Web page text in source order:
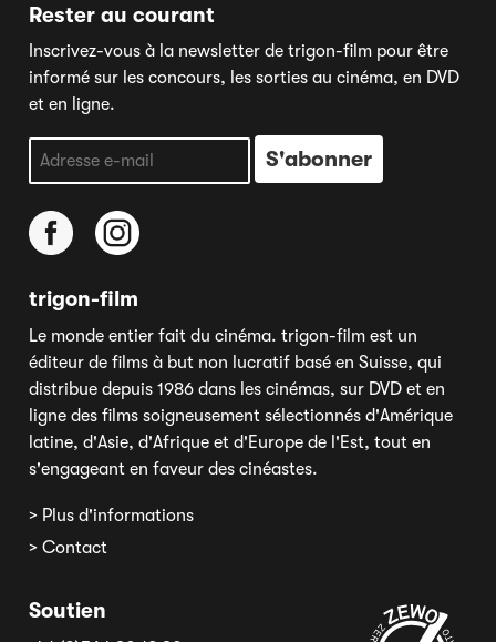
Rester au courant
Inscrivez-vous à la newsletter de trigon-film pour être
informé sur les concours, les sorties au cinéma, en DVD
et en ligne.
trigon-film
Le monde entier fait du cinéma. trigon-film est un
éditeur de films à but non lucratif basé en Suisse, qui
distribue depuis 1986 dans les cinémas, sur DVD et en
ligne des films soigneusement sélectionnés d'Amérique
latine, d'Asie, d'Afrique et d'Europe de l'Est, tout en
s'engageant en faveur des cinéastes.
> Plus d'informations
> Contact
Soutien